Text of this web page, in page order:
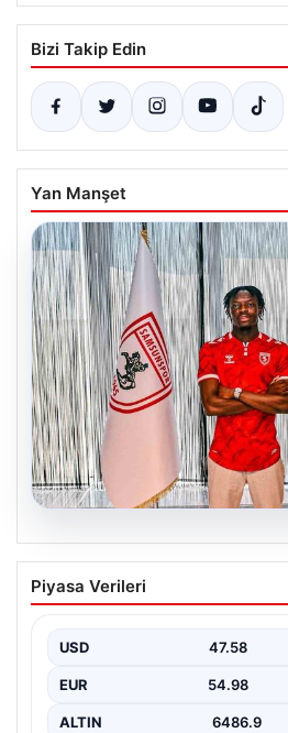
Bizi Takip Edin
Yan Manşet
05.08.2026
Samsunspor, Antoine
Yıllık Anlaşma ile
devam ederek Fransa'nın önemli
Dunkerque forması giyen…
Piyasa Verileri
USD 47.58
EUR 54.98
ALTIN 6486.9